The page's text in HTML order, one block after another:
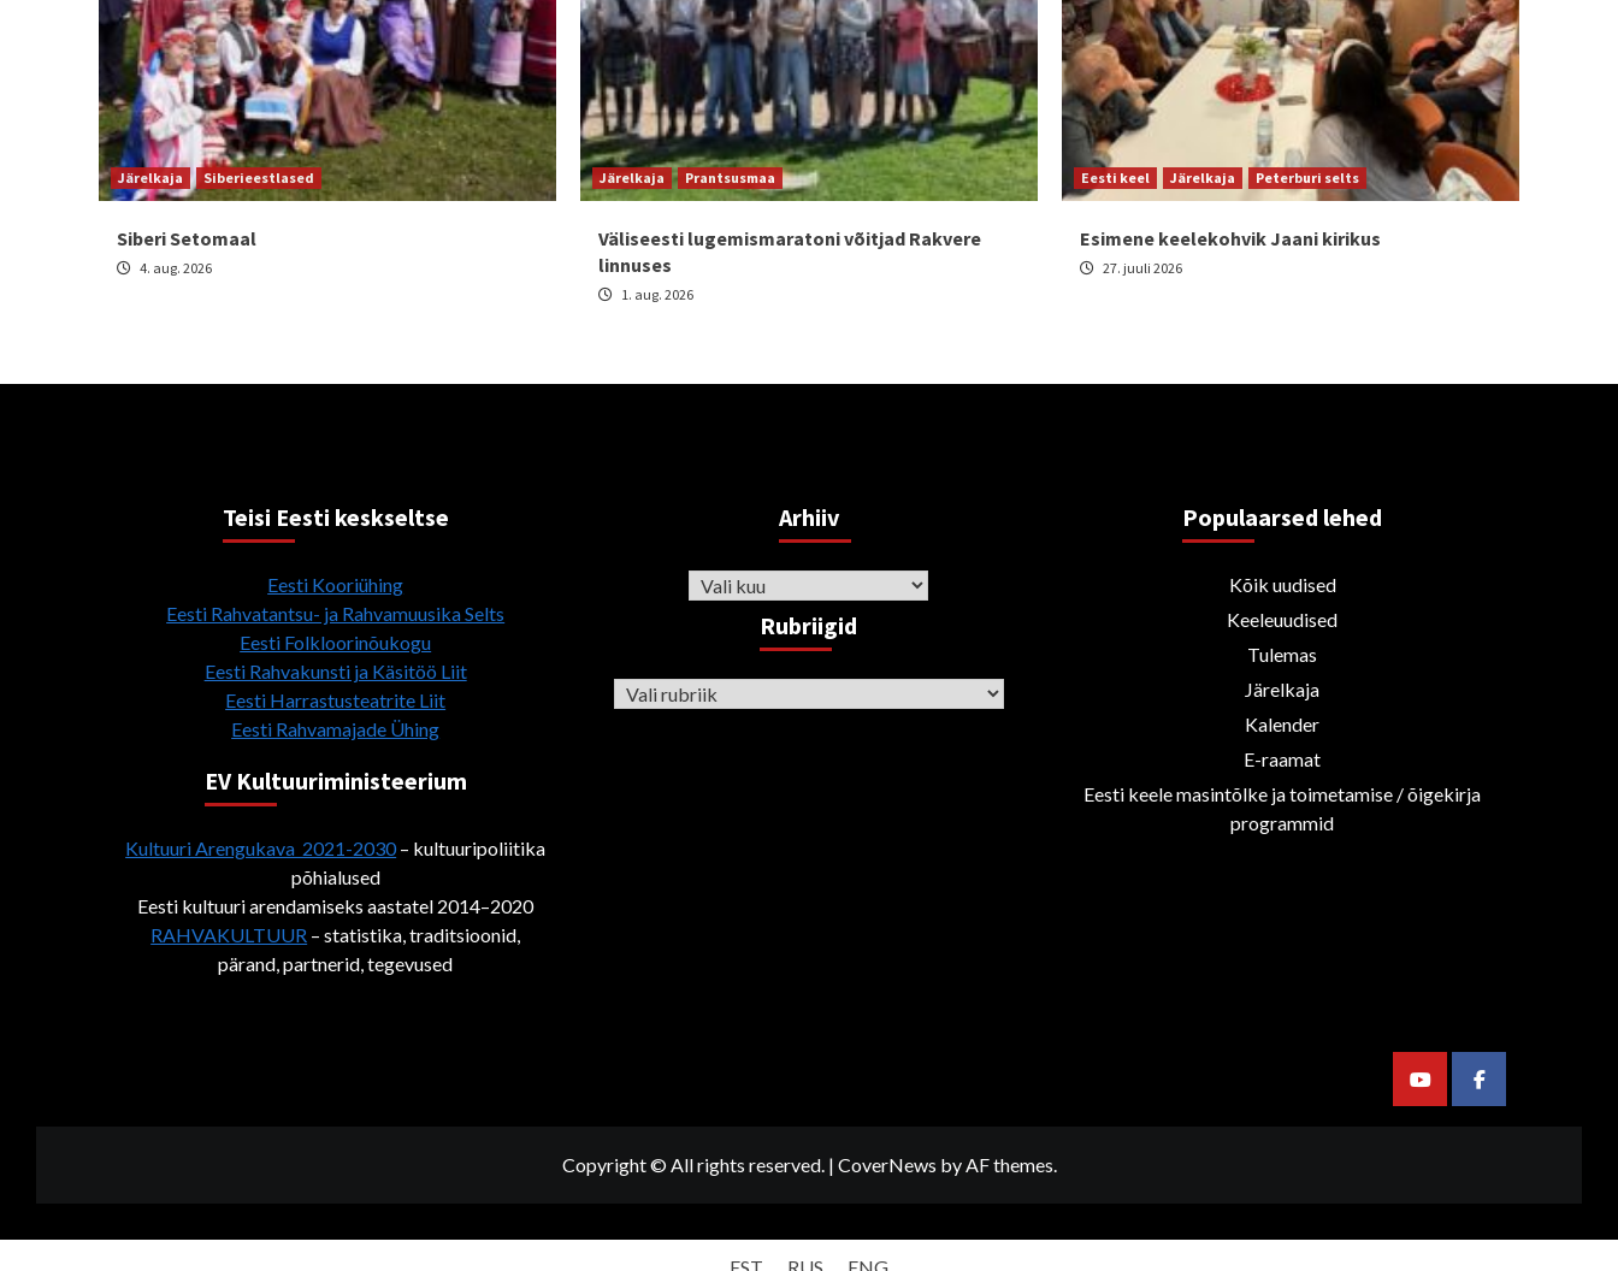
Järelkaja Siberieestlased
Siberi Setomaal
4. aug. 2026
Järelkaja Prantsusmaa
Väliseesti lugemismaratoni võitjad Rakvere
linnuses
1. aug. 2026
Eesti keel Järelkaja Peterburi selts
Esimene keelekohvik Jaani kirikus
27. juuli 2026
Teisi Eesti keskseltse
Eesti Kooriühing
Eesti Rahvatantsu- ja Rahvamuusika Selts
Eesti Folkloorinõukogu
Eesti Rahvakunsti ja Käsitöö Liit
Eesti Harrastusteatrite Liit
Eesti Rahvamajade Ühing
EV Kultuuriministeerium
Kultuuri Arengukava 2021-2030– kultuuripoliitika
põhialused
Eesti kultuuri arendamiseks aastatel 2014–2020
RAHVAKULTUUR – statistika, traditsioonid,
pärand, partnerid, tegevused
Arhiiv
Arhiiv
Rubriigid
Rubriigid
Populaarsed lehed
Kõik uudised
Keeleuudised
Tulemas
Järelkaja
Kalender
E-raamat
Eesti keele masintõlke ja toimetamise / õigekirja
programmid
YoutubeFacebook
Copyright © All rights reserved. | CoverNews by AF themes.